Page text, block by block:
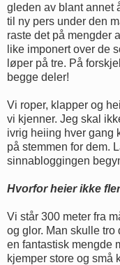
gleden av blant annet
til ny pers under den
raste det på mengder
like imponert over de
løper på tre. På
begge deler!
Vi roper, klapper og
vi kjenner. Jeg skal
ivrig heiing hver gang
på stemmen for dem.
sinnabloggingen
Hvorfor heier ikke
Vi står 300 meter fra
og glor. Man skulle tro
en fantastisk mengde
kjemper store og små